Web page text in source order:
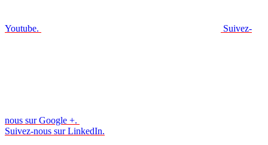
Youtube. Suivez-
nous sur Google +.
Suivez-nous sur LinkedIn.